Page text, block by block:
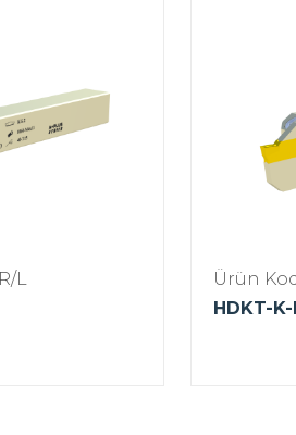
L
Ürün
HDKT-K-